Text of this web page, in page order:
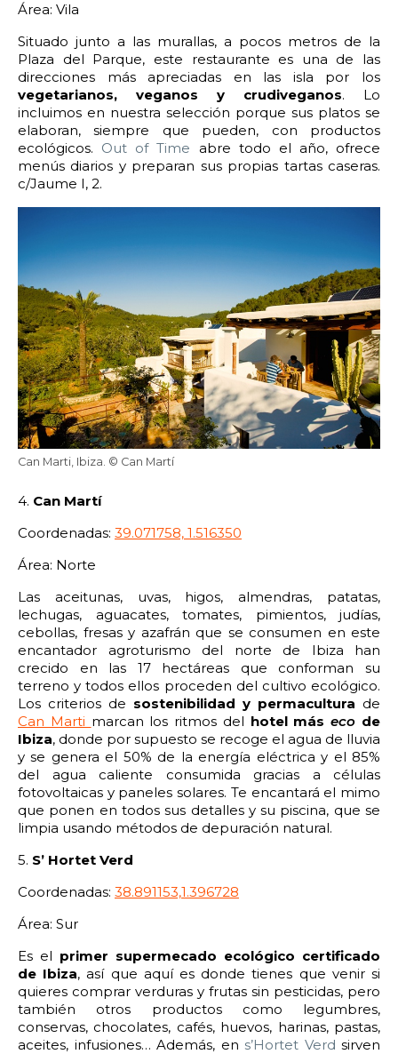
Área: Vila
Situado junto a las murallas, a pocos metros de la
Plaza del Parque, este restaurante es una de las
direcciones más apreciadas en las isla por los
vegetarianos, veganos y crudiveganos. Lo
incluimos en nuestra selección porque sus platos se
elaboran, siempre que pueden, con productos
ecológicos. Out of Time abre todo el año, ofrece
menús diarios y preparan sus propias tartas caseras.
c/Jaume I, 2.
Can Marti, Ibiza. © Can Martí
4. Can Martí
Coordenadas: 39.071758, 1.516350
Área: Norte
Las aceitunas, uvas, higos, almendras, patatas,
lechugas, aguacates, tomates, pimientos, judías,
cebollas, fresas y azafrán que se consumen en este
encantador agroturismo del norte de Ibiza han
crecido en las 17 hectáreas que conforman su
terreno y todos ellos proceden del cultivo ecológico.
Los criterios de sostenibilidad y permacultura de
Can Marti marcan los ritmos del hotel máseco de
Ibiza, donde por supuesto se recoge el agua de lluvia
y se genera el 50% de la energía eléctrica y el 85%
del agua caliente consumida gracias a células
fotovoltaicas y paneles solares. Te encantará el mimo
que ponen en todos sus detalles y su piscina, que se
limpia usando métodos de depuración natural.
5. S’ Hortet Verd
Coordenadas: 38.891153,1.396728
Área: Sur
Es el primer supermecado ecológico certificado
de Ibiza, así que aquí es donde tienes que venir si
quieres comprar verduras y frutas sin pesticidas, pero
también otros productos como legumbres,
conservas, chocolates, cafés, huevos, harinas, pastas,
aceites, infusiones… Además, en s’Hortet Verd sirven